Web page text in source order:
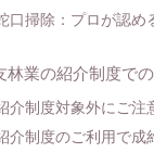
口掃除：プロが認め
林業の紹介制度で
介制度対象外にご注
介制度のご利用で成